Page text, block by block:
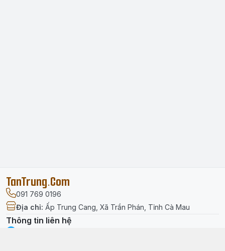
TanTrung.Com
091 769 0196
Địa chỉ: Ấp Trung Cang, Xã Trần Phán, Tỉnh Cà Mau
Thông tin liên hệ